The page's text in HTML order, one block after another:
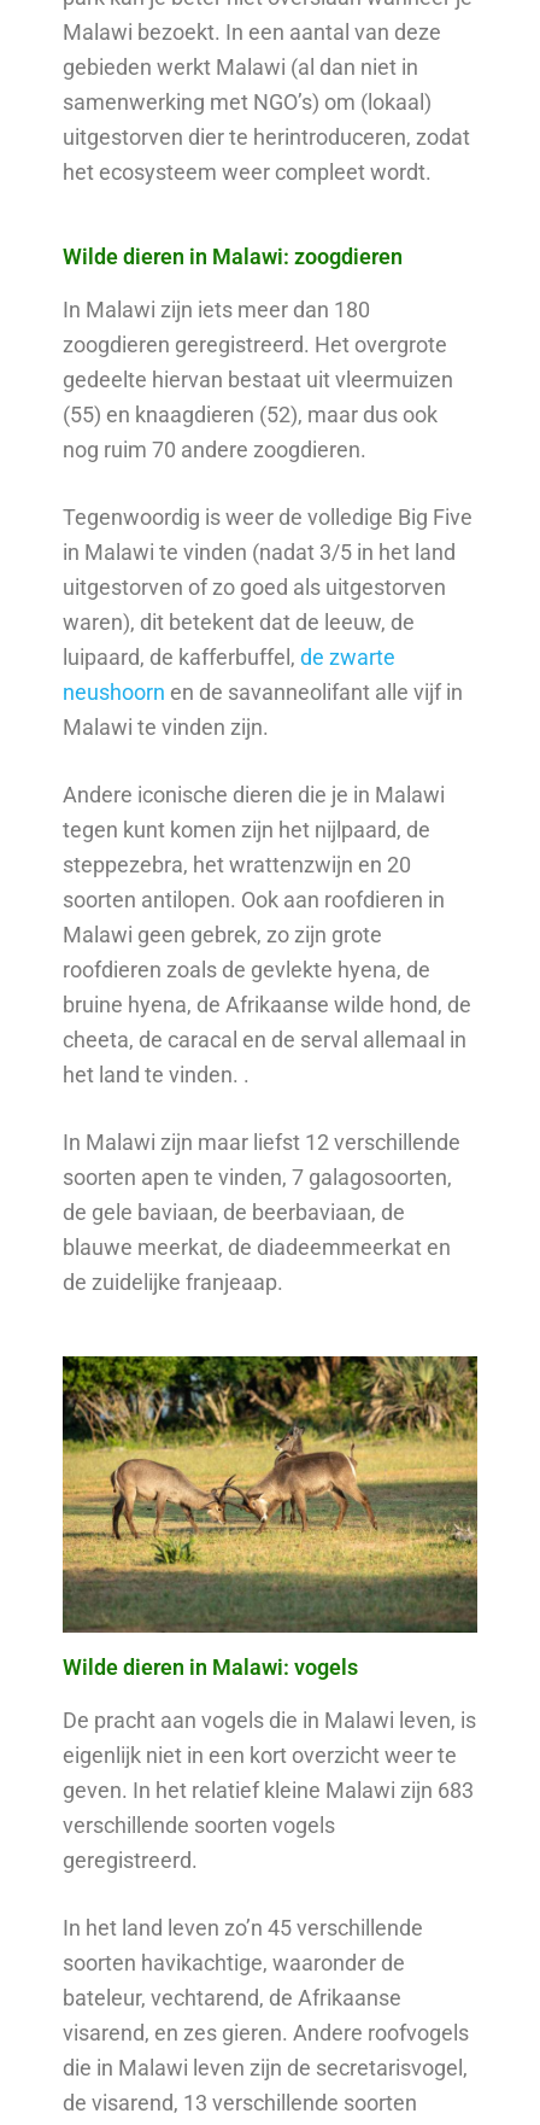
Malawi bezoekt. In een aantal van deze
gebieden werkt Malawi (al dan niet in
samenwerking met NGO’s) om (lokaal)
uitgestorven dier te herintroduceren, zodat
het ecosysteem weer compleet wordt.
Wilde dieren in Malawi: zoogdieren
In Malawi zijn iets meer dan 180
zoogdieren geregistreerd. Het overgrote
gedeelte hiervan bestaat uit vleermuizen
(55) en knaagdieren (52), maar dus ook
nog ruim 70 andere zoogdieren.
Tegenwoordig is weer de volledige Big Five
in Malawi te vinden (nadat 3/5 in het land
uitgestorven of zo goed als uitgestorven
waren), dit betekent dat de leeuw, de
luipaard, de kafferbuffel,de zwarte
neushoorn en de savanneolifant alle vijf in
Malawi te vinden zijn.
Andere iconische dieren die je in Malawi
tegen kunt komen zijn het nijlpaard, de
steppezebra, het wrattenzwijn en 20
soorten antilopen. Ook aan roofdieren in
Malawi geen gebrek, zo zijn grote
roofdieren zoals de gevlekte hyena, de
bruine hyena, de Afrikaanse wilde hond, de
cheeta, de caracal en de serval allemaal in
het land te vinden. .
In Malawi zijn maar liefst 12 verschillende
soorten apen te vinden, 7 galagosoorten,
de gele baviaan, de beerbaviaan, de
blauwe meerkat, de diadeemmeerkat en
de zuidelijke franjeaap.
Wilde dieren in Malawi: vogels
De pracht aan vogels die in Malawi leven, is
eigenlijk niet in een kort overzicht weer te
geven. In het relatief kleine Malawi zijn 683
verschillende soorten vogels
geregistreerd.
In het land leven zo’n 45 verschillende
soorten havikachtige, waaronder de
bateleur, vechtarend, de Afrikaanse
visarend, en zes gieren. Andere roofvogels
die in Malawi leven zijn de secretarisvogel,
de visarend, 13 verschillende soorten